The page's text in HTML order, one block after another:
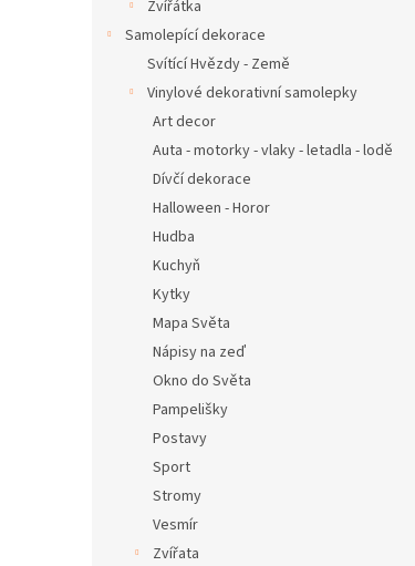
Zvířátka
Samolepící dekorace
Svítící Hvězdy - Země
Vinylové dekorativní samolepky
Art decor
Auta - motorky - vlaky - letadla - lodě
Dívčí dekorace
Halloween - Horor
Hudba
Kuchyň
Kytky
Mapa Světa
Nápisy na zeď
Okno do Světa
Pampelišky
Postavy
Sport
Stromy
Vesmír
Zvířata